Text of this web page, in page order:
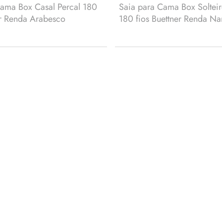
Box Casal Percal 180
Renda Arabesco
Saia para Cama Box
180 fios Buettner Renda